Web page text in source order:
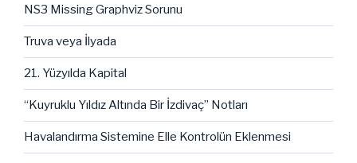
NS3 Missing Graphviz Sorunu
Truva veya İlyada
21. Yüzyılda Kapital
“Kuyruklu Yıldız Altında Bir İzdivaç” Notları
Havalandırma Sistemine Elle Kontrolün Eklenmesi